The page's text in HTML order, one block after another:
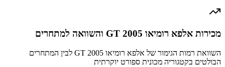
מכירות אלפא רומיאו GT 2005 והשוואה למתחרים
השוואת רמות הגימור של אלפא רומיאו GT 2005 לבין המתחרים
הבולטים בקטגוריה מכונית ספורט יוקרתית